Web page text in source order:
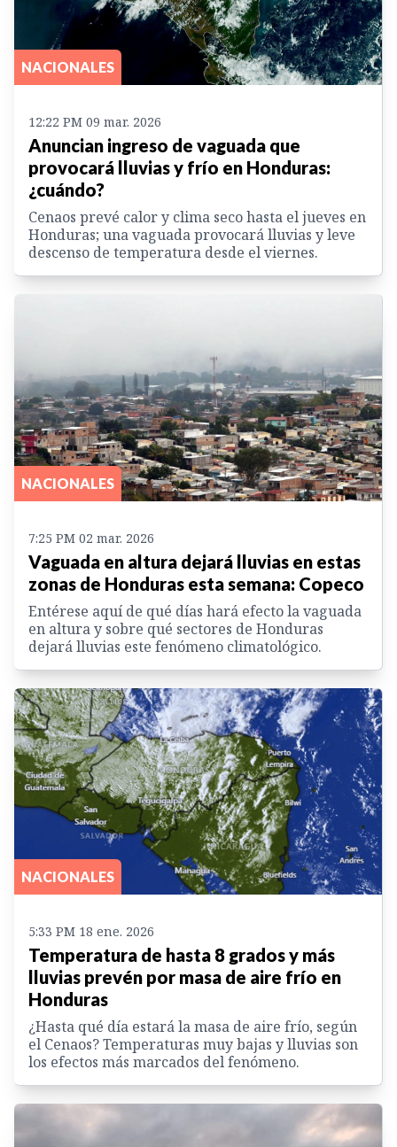
NACIONALES
12:22 PM 09 mar. 2026
Anuncian ingreso de vaguada que
provocará lluvias y frío en Honduras:
¿cuándo?
Cenaos prevé calor y clima seco hasta el jueves en
Honduras; una vaguada provocará lluvias y leve
descenso de temperatura desde el viernes.
NACIONALES
7:25 PM 02 mar. 2026
Vaguada en altura dejará lluvias en estas
zonas de Honduras esta semana: Copeco
Entérese aquí de qué días hará efecto la vaguada
en altura y sobre qué sectores de Honduras
dejará lluvias este fenómeno climatológico.
NACIONALES
5:33 PM 18 ene. 2026
Temperatura de hasta 8 grados y más
lluvias prevén por masa de aire frío en
Honduras
¿Hasta qué día estará la masa de aire frío, según
el Cenaos? Temperaturas muy bajas y lluvias son
los efectos más marcados del fenómeno.